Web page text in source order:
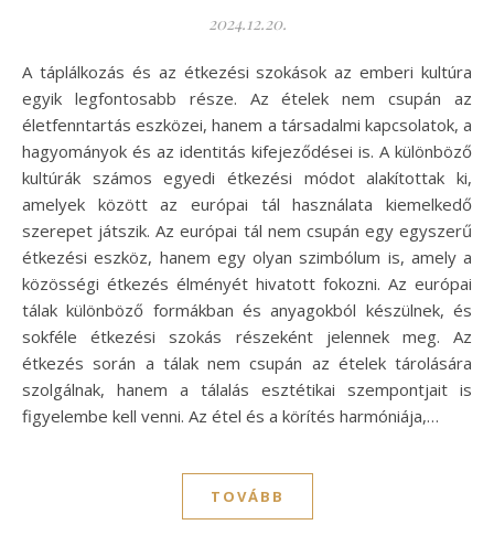
2024.12.20.
A táplálkozás és az étkezési szokások az emberi kultúra
egyik legfontosabb része. Az ételek nem csupán az
életfenntartás eszközei, hanem a társadalmi kapcsolatok, a
hagyományok és az identitás kifejeződései is. A különböző
kultúrák számos egyedi étkezési módot alakítottak ki,
amelyek között az európai tál használata kiemelkedő
szerepet játszik. Az európai tál nem csupán egy egyszerű
étkezési eszköz, hanem egy olyan szimbólum is, amely a
közösségi étkezés élményét hivatott fokozni. Az európai
tálak különböző formákban és anyagokból készülnek, és
sokféle étkezési szokás részeként jelennek meg. Az
étkezés során a tálak nem csupán az ételek tárolására
szolgálnak, hanem a tálalás esztétikai szempontjait is
figyelembe kell venni. Az étel és a körítés harmóniája,…
TOVÁBB